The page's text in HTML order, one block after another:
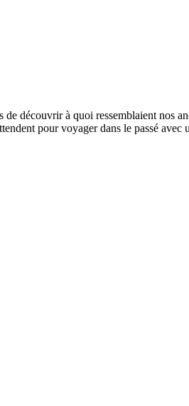
découvrir à quoi ressemblaient nos
pour voyager dans le passé avec